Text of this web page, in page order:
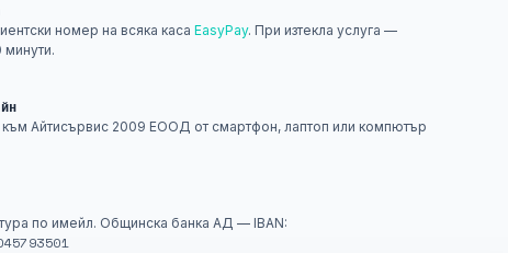
номер на всяка касаEasyPay. При изтекла услуга —
минути.
Айтисървис 2009 ЕООД от смартфон, лаптоп или компютър
по имейл. Общинска банка АД — IBAN: